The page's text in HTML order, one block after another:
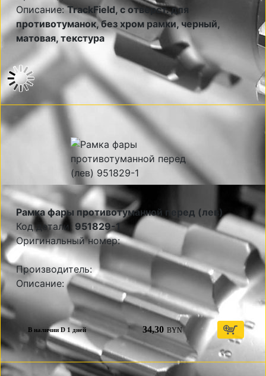
Описание:TrackField, с отверст. для
противотуманок, без хром рамки, черный,
матовая, текстура
Рамка фары противотуманной перед (лев)
Код детали: 951829-1
Оригинальный номер:
Производитель:
Описание:
В наличии D 1 дней 34,30 BYN